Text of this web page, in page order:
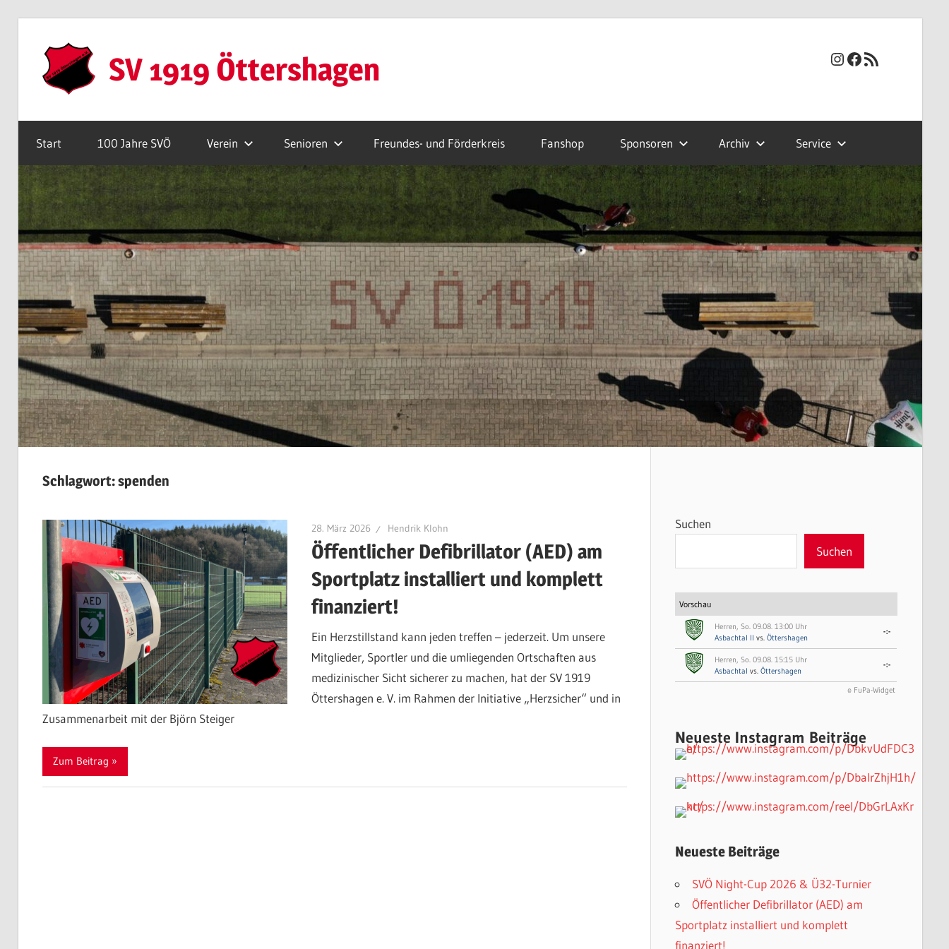
Inhalt
springen
SV 1919 Öttershagen Instagram
Facebook
RSS-Feed
Start 100 Jahre SVÖ Verein Senioren Freundes- und Förderkreis Fanshop Sponsoren Archiv Service
Schlagwort:spenden
28. März 2026 Hendrik Klohn
Öffentlicher Defibrillator (AED) am
Sportplatz installiert und komplett
finanziert!
Ein Herzstillstand kann jeden treffen – jederzeit. Um unsere
Mitglieder, Sportler und die umliegenden Ortschaften aus
medizinischer Sicht sicherer zu machen, hat der SV 1919
Öttershagen e. V. im Rahmen der Initiative „Herzsicher“ und in
Zusammenarbeit mit der Björn Steiger
Zum Beitrag
Suchen
Suchen
Vorschau
Herren, So. 09.08. 13:00 Uhr
Asbachtal II vs. Öttershagen
-:-
Herren, So. 09.08. 15:15 Uhr
Asbachtal vs. Öttershagen
-:-
© FuPa-Widget
Neueste Instagram Beiträge
Neueste Beiträge
SVÖ Night-Cup 2026 & Ü32-Turnier
Öffentlicher Defibrillator (AED) am
Sportplatz installiert und komplett
finanziert!